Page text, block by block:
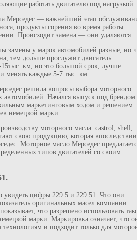
работать двигателю под нагрузкой.
Мерседес — важнейший этап
продукты горения во время работы
Происходит замена — они удаляются.
замены у марок автомобилей разные, но
тем дольше прослужит двигатель.
км, но это большой срок, лучше
и менять каждые 5-7 тыс. км.
решила вопросы выбора моторного
автомобилей. Начался выпуск под брендом
маркетинговым ходом и решением
немецкой марки.
моторного масла: castrol, shell,
свою продукцию, которая впоследствии
Моторное масло Мерседес
типов двигателей со своим
увидеть цифры 229.5 и 229.51. Что они
оригинальных масел компании
что разрешено использовать
марки. Маркировка означает, что
и подходит только для